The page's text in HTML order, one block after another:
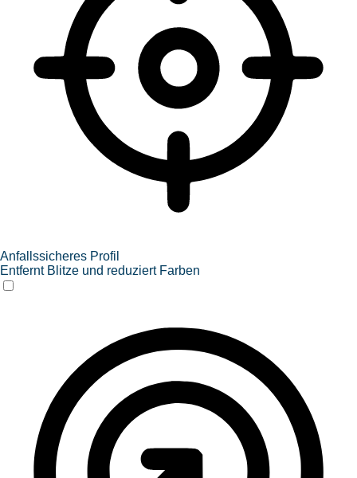
Anfallssicheres Profil
Entfernt Blitze und reduziert Farben